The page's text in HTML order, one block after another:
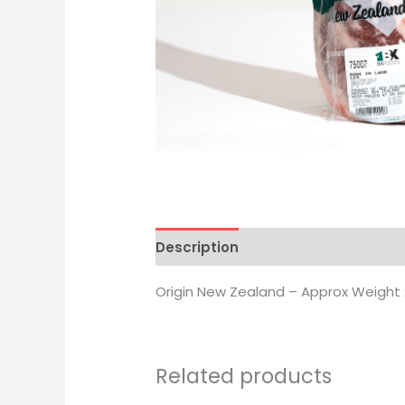
Description
Origin New Zealand – Approx Weight
Related products